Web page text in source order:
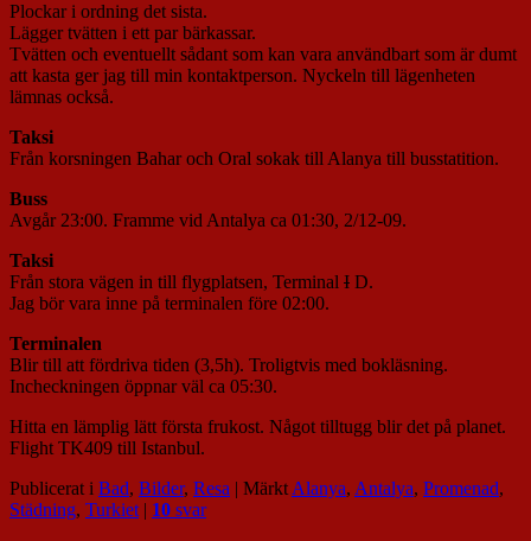
Plockar i ordning det sista.
Lägger tvätten i ett par bärkassar.
Tvätten och eventuellt sådant som kan vara användbart som är dumt
att kasta ger jag till min kontaktperson. Nyckeln till lägenheten
lämnas också.
Taksi
Från korsningen Bahar och Oral sokak till Alanya till busstatition.
Buss
Avgår 23:00. Framme vid Antalya ca 01:30, 2/12-09.
Taksi
Från stora vägen in till flygplatsen, Terminal I D.
Jag bör vara inne på terminalen före 02:00.
Terminalen
Blir till att fördriva tiden (3,5h). Troligtvis med bokläsning.
Incheckningen öppnar väl ca 05:30.
Hitta en lämplig lätt första frukost. Något tilltugg blir det på planet.
Flight TK409 till Istanbul.
Publicerat i Bad, Bilder, Resa | Märkt Alanya, Antalya, Promenad,
Städning, Turkiet | 10 svar